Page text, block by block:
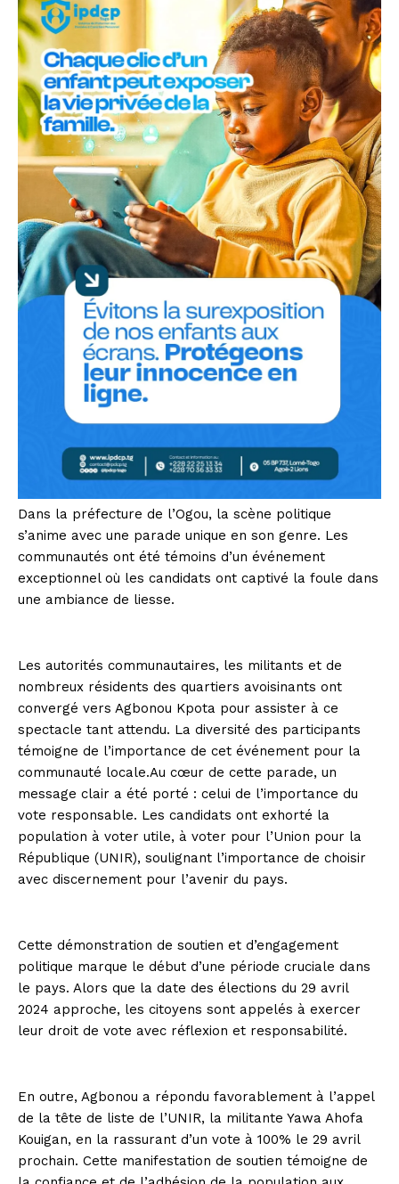
Dans la préfecture de l’Ogou, la scène politique
s’anime avec une parade unique en son genre. Les
communautés ont été témoins d’un événement
exceptionnel où les candidats ont captivé la foule dans
une ambiance de liesse.
Les autorités communautaires, les militants et de
nombreux résidents des quartiers avoisinants ont
convergé vers Agbonou Kpota pour assister à ce
spectacle tant attendu. La diversité des participants
témoigne de l’importance de cet événement pour la
communauté locale.Au cœur de cette parade, un
message clair a été porté : celui de l’importance du
vote responsable. Les candidats ont exhorté la
population à voter utile, à voter pour l’Union pour la
République (UNIR), soulignant l’importance de choisir
avec discernement pour l’avenir du pays.
Cette démonstration de soutien et d’engagement
politique marque le début d’une période cruciale dans
le pays. Alors que la date des élections du 29 avril
2024 approche, les citoyens sont appelés à exercer
leur droit de vote avec réflexion et responsabilité.
En outre, Agbonou a répondu favorablement à l’appel
de la tête de liste de l’UNIR, la militante Yawa Ahofa
Kouigan, en la rassurant d’un vote à 100% le 29 avril
prochain. Cette manifestation de soutien témoigne de